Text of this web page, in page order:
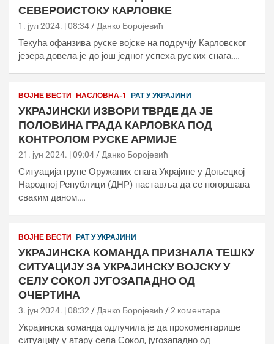
СЕВЕРОИСТОКУ КАРЛОВКЕ
1. јул 2024. | 08:34 Данко Боројевић
Текућа офанзива руске војске на подручју Карловског
језера довела је до још једног успеха руских снага.…
ВОЈНЕ ВЕСТИ НАСЛОВНА-1 РАТ У УКРАЈИНИ
УКРАЈИНСКИ ИЗВОРИ ТВРДЕ ДА ЈЕ
ПОЛОВИНА ГРАДА КАРЛОВКА ПОД
КОНТРОЛОМ РУСКЕ АРМИЈЕ
21. јун 2024. | 09:04 Данко Боројевић
Ситуација групе Оружаних снага Украјине у Доњецкој
Народној Републици (ДНР) наставља да се погоршава
сваким даном.…
ВОЈНЕ ВЕСТИ РАТ У УКРАЈИНИ
УКРАЈИНСКА КОМАНДА ПРИЗНАЛА ТЕШКУ
СИТУАЦИЈУ ЗА УКРАЈИНСКУ ВОЈСКУ У
СЕЛУ СОКОЛ ЈУГОЗАПАДНО ОД
ОЧЕРТИНА
3. јун 2024. | 08:32 Данко Боројевић 2 коментара
Украјинска команда одлучила је да прокоментарише
ситуацију у атару села Сокол, југозападно од